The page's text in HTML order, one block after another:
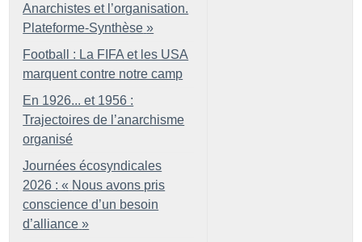
Anarchistes et l’organisation.
Plateforme-Synthèse »
Football : La FIFA et les USA
marquent contre notre camp
En 1926... et 1956 :
Trajectoires de l’anarchisme
organisé
Journées écosyndicales
2026 : « Nous avons pris
conscience d’un besoin
d’alliance »